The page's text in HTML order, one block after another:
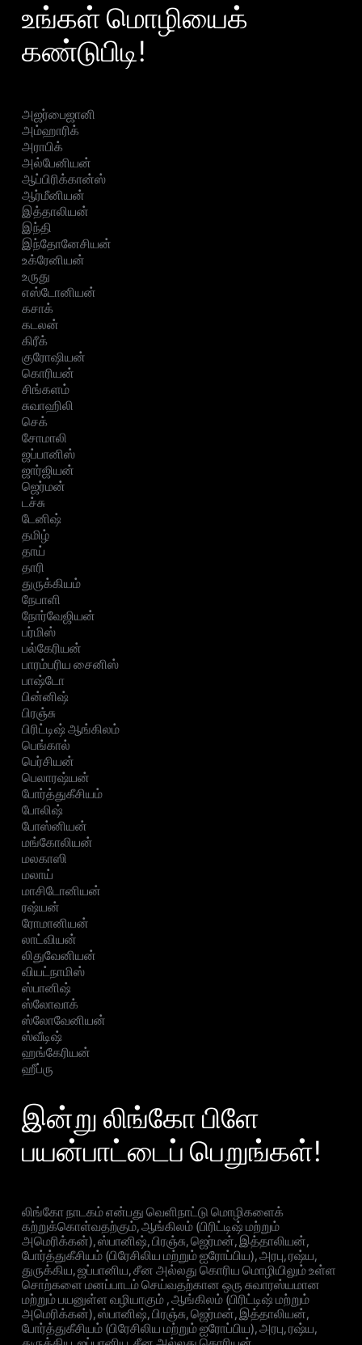
உங்கள் மொழியைக்
கண்டுபிடி!
அஜர்பைஜானி
அம்ஹாரிக்
அராபிக்
அல்பேனியன்
ஆப்பிரிக்கான்ஸ்
ஆர்மீனியன்
இத்தாலியன்
இந்தி
இந்தோனேசியன்
உக்ரேனியன்
உருது
எஸ்டோனியன்
கசாக்
கடலன்
கிரீக்
குரோஷியன்
கொரியன்
சிங்களம்
சுவாஹிலி
செக்
சோமாலி
ஜப்பானிஸ்
ஜார்ஜியன்
ஜெர்மன்
டச்சு
டேனிஷ்
தமிழ்
தாய்
தாரி
துருக்கியம்
நேபாளி
நோர்வேஜியன்
பர்மிஸ்
பல்கேரியன்
பாரம்பரிய சைனிஸ்
பாஷ்டோ
பின்னிஷ்
பிரஞ்சு
பிரிட்டிஷ் ஆங்கிலம்
பெங்கால்
பெர்சியன்
பெலாரஷ்யன்
போர்த்துகீசியம்
போலிஷ்
போஸ்னியன்
மங்கோலியன்
மலகாஸி
மலாய்
மாசிடோனியன்
ரஷ்யன்
ரோமானியன்
லாட்வியன்
லிதுவேனியன்
வியட்நாமிஸ்
ஸ்பானிஷ்
ஸ்லோவாக்
ஸ்லோவேனியன்
ஸ்வீடிஷ்
ஹங்கேரியன்
ஹீப்ரு
இன்று லிங்கோ பிளே
பயன்பாட்டைப் பெறுங்கள்!
லிங்கோ நாடகம் என்பது வெளிநாட்டு மொழிகளைக்
கற்றுக்கொள்வதற்கும், ஆங்கிலம் (பிரிட்டிஷ் மற்றும்
அமெரிக்கன்), ஸ்பானிஷ், பிரஞ்சு, ஜெர்மன், இத்தாலியன்,
போர்த்துகீசியம் (பிரேசிலிய மற்றும் ஐரோப்பிய), அரபு, ரஷ்ய,
துருக்கிய, ஜப்பானிய, சீன அல்லது கொரிய மொழியிலும் உள்ள
சொற்களை மனப்பாடம் செய்வதற்கான ஒரு சுவாரஸ்யமான
மற்றும் பயனுள்ள வழியாகும் , ஆங்கிலம் (பிரிட்டிஷ் மற்றும்
அமெரிக்கன்), ஸ்பானிஷ், பிரஞ்சு, ஜெர்மன், இத்தாலியன்,
போர்த்துகீசியம் (பிரேசிலிய மற்றும் ஐரோப்பிய), அரபு, ரஷ்ய,